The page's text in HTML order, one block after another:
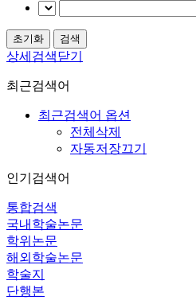
상세검색닫기
최근검색어
최근검색어 옵션
전체삭제
자동저장끄기
인기검색어
통합검색
국내학술논문
학위논문
해외학술논문
학술지
단행본